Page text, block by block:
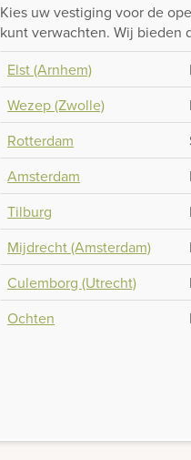
Kies uw vestiging voor de
kunt verwachten. Wij bieden
Elst (Arnhem)
Wezep (Zwolle)
Rotterdam
Amsterdam
Tilburg
Mijdrecht (Amsterdam)
Culemborg (Utrecht)
Ochten